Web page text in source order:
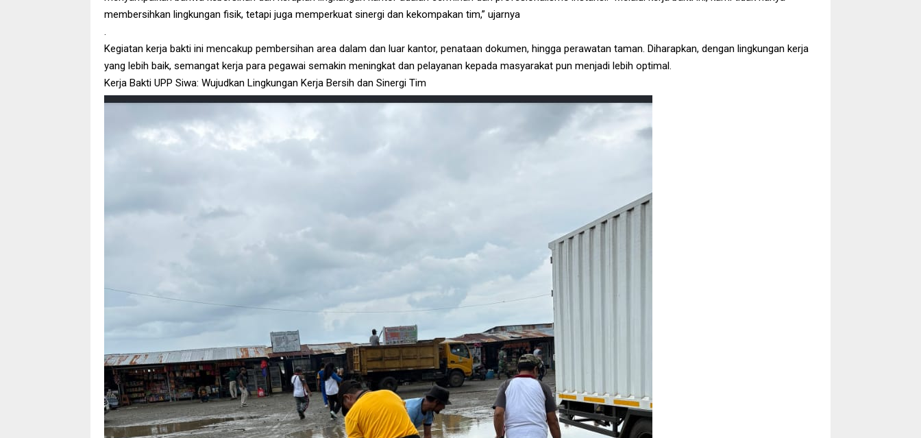
membersihkan lingkungan fisik, tetapi juga memperkuat sinergi dan kekompakan tim,” ujarnya
Kegiatan kerja bakti ini mencakup pembersihan area dalam dan luar kantor, penataan dokumen, hingga perawatan taman. Diharapkan, dengan lingkungan kerja
yang lebih baik, semangat kerja para pegawai semakin meningkat dan pelayanan kepada masyarakat pun menjadi lebih optimal.
Kerja Bakti UPP Siwa: Wujudkan Lingkungan Kerja Bersih dan Sinergi Tim